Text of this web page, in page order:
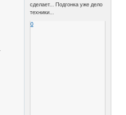
сделает... Подгонка уже дело
техники...
0